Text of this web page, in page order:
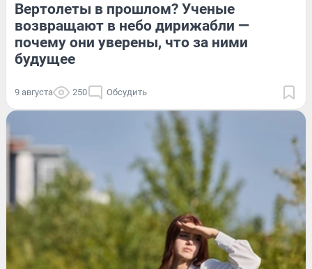
Вертолеты в прошлом? Ученые
возвращают в небо дирижабли —
почему они уверены, что за ними
будущее
9 августа 250 Обсудить